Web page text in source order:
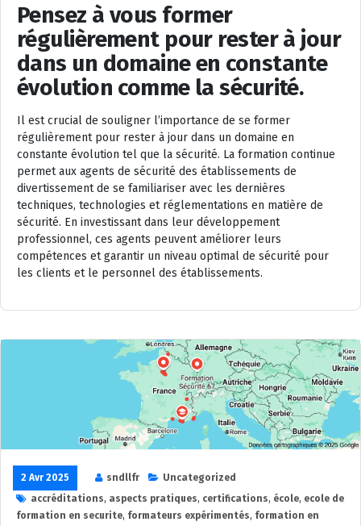
Pensez à vous former
régulièrement pour rester à jour
dans un domaine en constante
évolution comme la sécurité.
Il est crucial de souligner l’importance de se former
régulièrement pour rester à jour dans un domaine en
constante évolution tel que la sécurité. La formation continue
permet aux agents de sécurité des établissements de
divertissement de se familiariser avec les dernières
techniques, technologies et réglementations en matière de
sécurité. En investissant dans leur développement
professionnel, ces agents peuvent améliorer leurs
compétences et garantir un niveau optimal de sécurité pour
les clients et le personnel des établissements.
2 Avr 2025 sndllfr
Uncategorized
accréditations, aspects pratiques, certifications, école, ecole de
formation en securite, formateurs expérimentés, formation en